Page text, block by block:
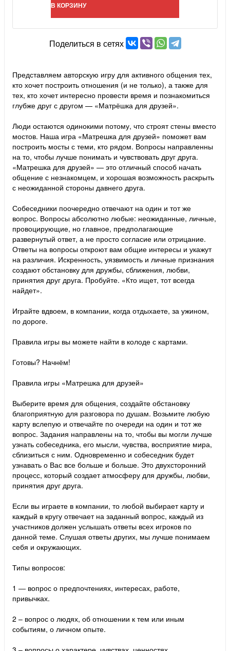
В КОРЗИНУ
Поделиться в сетях
Представляем авторскую игру для активного общения тех,
кто хочет построить отношения (и не только), а также для
тех, кто хочет интересно провести время и познакомиться
глубже друг с другом — «Матрёшка для друзей».
Люди остаются одинокими потому, что строят стены вместо
мостов. Наша игра «Матрешка для друзей» поможет вам
построить мосты с теми, кто рядом. Вопросы направленны
на то, чтобы лучше понимать и чувствовать друг друга.
«Матрешка для друзей» — это отличный способ начать
общение с незнакомцем, и хорошая возможность раскрыть
с неожиданной стороны давнего друга.
Собеседники поочередно отвечают на один и тот же
вопрос. Вопросы абсолютно любые: неожиданные, личные,
провоцирующие, но главное, предполагающие
развернутый ответ, а не просто согласие или отрицание.
Ответы на вопросы откроют вам общие интересы и укажут
на различия. Искренность, уязвимость и личные признания
создают обстановку для дружбы, сближения, любви,
принятия друг друга. Пробуйте. «Кто ищет, тот всегда
найдет».
Играйте вдвоем, в компании, когда отдыхаете, за ужином,
по дороге.
Правила игры вы можете найти в колоде с картами.
Готовы? Начнём!
Правила игры «Матрешка для друзей»
Выберите время для общения, создайте обстановку
благоприятную для разговора по душам. Возьмите любую
карту вслепую и отвечайте по очереди на один и тот же
вопрос. Задания направлены на то, чтобы вы могли лучше
узнать собеседника, его мысли, чувства, восприятие мира,
сблизиться с ним. Одновременно и собеседник будет
узнавать о Вас все больше и больше. Это двухсторонний
процесс, который создает атмосферу для дружбы, любви,
принятия друг друга.
Если вы играете в компании, то любой выбирает карту и
каждый в кругу отвечает на заданный вопрос, каждый из
участников должен услышать ответы всех игроков по
данной теме. Слушая ответы других, мы лучше понимаем
себя и окружающих.
Типы вопросов:
1 ― вопрос о предпочтениях, интересах, работе,
привычках.
2 – вопрос о людях, об отношении к тем или иным
событиям, о личном опыте.